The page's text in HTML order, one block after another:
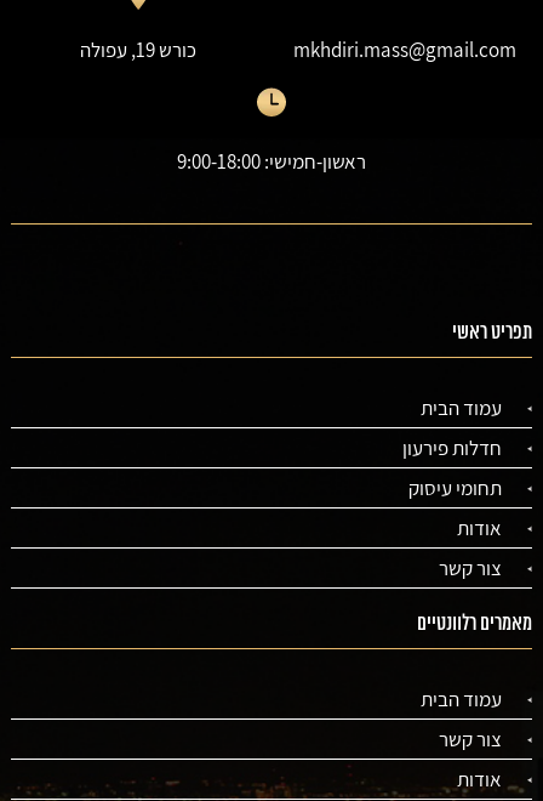
mkhdiri.mass@gmail.com כורש 19, עפולה
ראשון-חמישי: 9:00-18:00
תפריט ראשי
עמוד הבית
חדלות פירעון
תחומי עיסוק
אודות
צור קשר
מאמרים רלוונטיים
עמוד הבית
צור קשר
אודות